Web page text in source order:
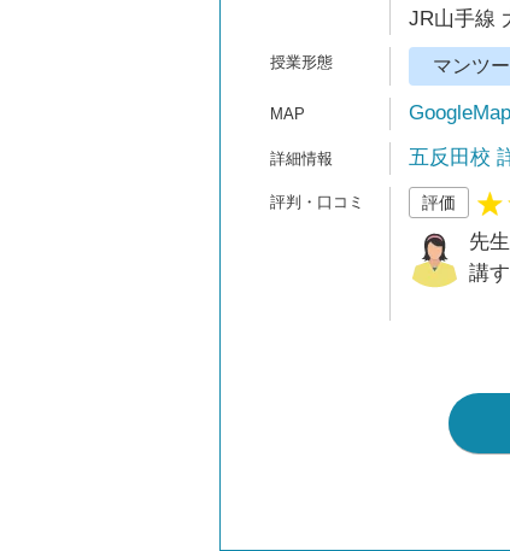
JR山手線
マンツ
五反田校
評価
先
講